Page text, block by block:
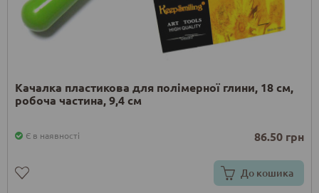
Качалка пластикова для полімерної глини, 18 см,
робоча частина, 9,4 см
Є в наявності 86.50 грн
До кошика